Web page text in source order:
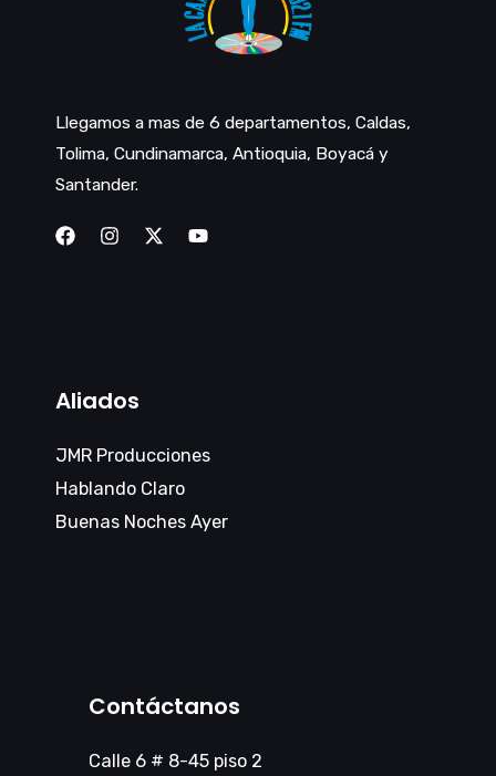
Llegamos a mas de 6 departamentos, Caldas,
Tolima, Cundinamarca, Antioquia, Boyacá y
Santander.
Aliados
JMR Producciones
Hablando Claro
Buenas Noches Ayer
Contáctanos
Calle 6 # 8-45 piso 2